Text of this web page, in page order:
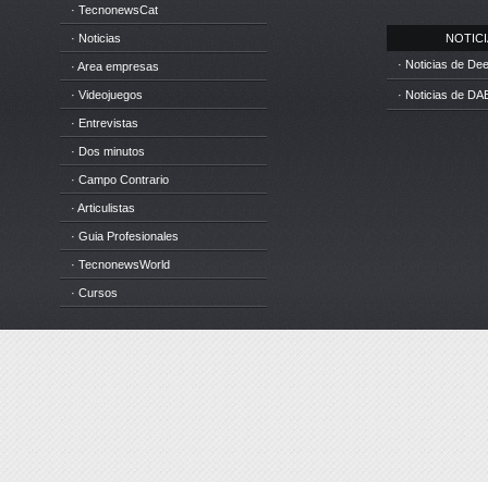
· TecnonewsCat
· Noticias
· Area empresas
· Videojuegos
· Entrevistas
· Dos minutos
· Campo Contrario
· Articulistas
· Guia Profesionales
· TecnonewsWorld
· Cursos
· Noticias de
· Noticias de